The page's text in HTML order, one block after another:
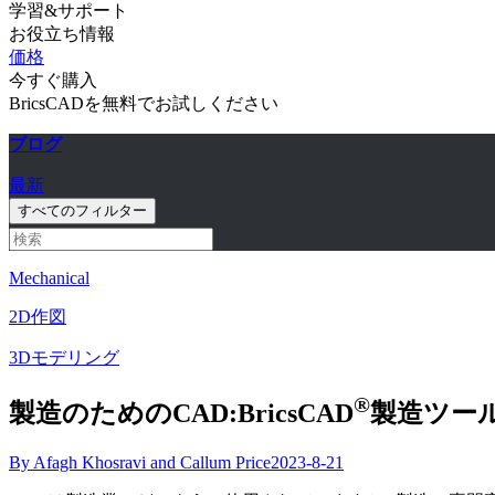
学習&サポート
お役立ち情報
価格
今すぐ購入
BricsCADを無料でお試しください
ブログ
最新
すべてのフィルター
Mechanical
2D作図
3Dモデリング
製造のためのCAD:BricsCAD®製造ツー
By Afagh Khosravi and Callum Price2023-8-21